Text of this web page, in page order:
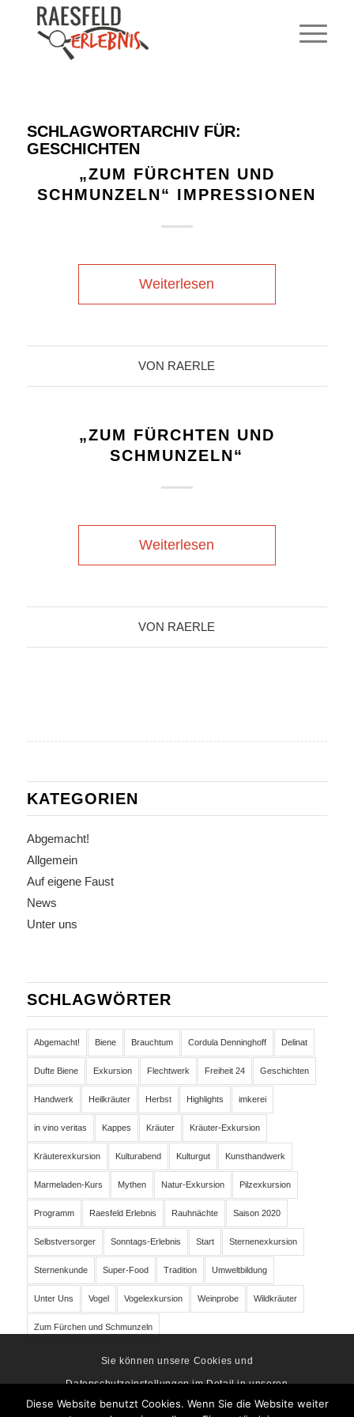
SCHLAGWORTARCHIV FÜR:
GESCHICHTEN
„ZUM FÜRCHTEN UND
SCHMUNZELN“ IMPRESSIONEN
Weiterlesen
VON RAERLE
„ZUM FÜRCHTEN UND
SCHMUNZELN“
Weiterlesen
VON RAERLE
KATEGORIEN
Abgemacht!
Allgemein
Auf eigene Faust
News
Unter uns
SCHLAGWÖRTER
Abgemacht! Biene Brauchtum Cordula Denninghoff Delinat
Dufte Biene Exkursion Flechtwerk Freiheit 24 Geschichten
Handwerk Heilkräuter Herbst Highlights imkerei
in vino veritas Kappes Kräuter Kräuter-Exkursion
Kräuterexkursion Kulturabend Kulturgut Kunsthandwerk
Marmeladen-Kurs Mythen Natur-Exkursion Pilzexkursion
Programm Raesfeld Erlebnis Rauhnächte Saison 2020
Selbstversorger Sonntags-Erlebnis Start Sternenexkursion
Sternenkunde Super-Food Tradition Umweltbildung
Unter Uns Vogel Vogelexkursion Weinprobe Wildkräuter
Zum Fürchen und Schmunzeln
Sie können unsere Cookies und
Datenschutzeinstellungen im Detail in unseren
Datenschutzrichtlinie nachlesen. Datenschutz
Diese Website benutzt Cookies. Wenn Sie die Website weiter